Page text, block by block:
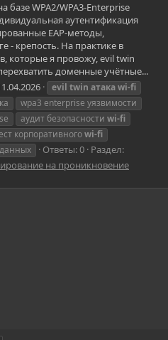
базе WPA2/WPA3-Enterprise
аутентификация
EAP-методы,
- крепость. На практике в
которые я провожу, evil twin
доменные учётные...
evil twin атакаwi-fi
wpa3 enterprise уязвимости
аудит безопасности wi-fi
корпоративногоwi-fi
Ответы: 0 Раздел:
на проникновение